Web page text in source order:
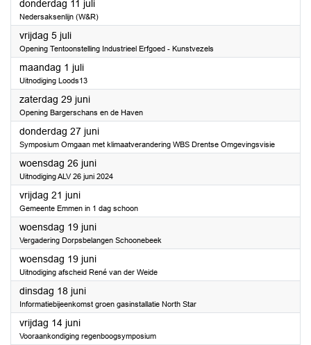
donderdag 11 juli2024
Nedersaksenlijn (W&R)
vrijdag 5 juli2024
Opening Tentoonstelling Industrieel Erfgoed - Kunstvezels
maandag 1 juli2024
Uitnodiging Loods13
zaterdag 29 juni2024
Opening Bargerschans en de Haven
donderdag 27 juni2024
Symposium Omgaan met klimaatverandering WBS Drentse Omgevingsvisie
woensdag 26 juni2024
Uitnodiging ALV 26 juni 2024
vrijdag 21 juni2024
Gemeente Emmen in 1 dag schoon
woensdag 19 juni2024
Vergadering Dorpsbelangen Schoonebeek
woensdag 19 juni2024
Uitnodiging afscheid René van der Weide
dinsdag 18 juni2024
Informatiebijeenkomst groen gasinstallatie North Star
vrijdag 14 juni2024
Vooraankondiging regenboogsymposium